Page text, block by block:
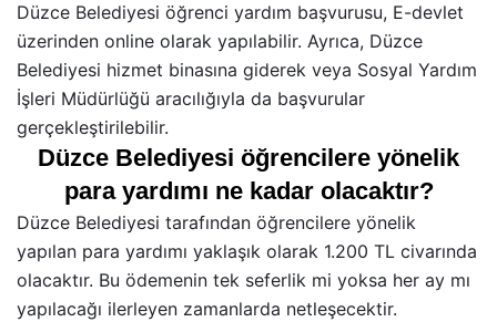
Düzce Belediyesi öğrenci yardım başvurusu, E-devlet
üzerinden online olarak yapılabilir. Ayrıca, Düzce
Belediyesi hizmet binasına giderek veya Sosyal Yardım
İşleri Müdürlüğü aracılığıyla da başvurular
gerçekleştirilebilir.
Düzce Belediyesi öğrencilere yönelik
para yardımı ne kadar olacaktır?
Düzce Belediyesi tarafından öğrencilere yönelik
yapılan para yardımı yaklaşık olarak 1.200 TL civarında
olacaktır. Bu ödemenin tek seferlik mi yoksa her ay mı
yapılacağı ilerleyen zamanlarda netleşecektir.